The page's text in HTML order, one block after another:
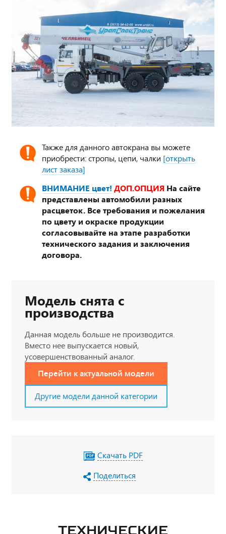
Также для данного автокрана вы можете
приобрести: стропы, цепи, чалки [открыть
лист заказа]
ВНИМАНИЕ цвет! ДОП.ОПЦИЯ На сайте
представлены автомобили разных
расцветок. Все требования и пожелания
по цвету и окраске продукции
согласовывайте на этапе разработки
технического задания и заключения
договора.
Модель снята с
производства
Данная модель больше не производится.
Вместо нее выпускается новый,
усовершенствованный аналог.
Перейти к актуальной модели
Другие модели данной категории
Скачать PDF
Поделиться
ТЕХНИЧЕСКИЕ